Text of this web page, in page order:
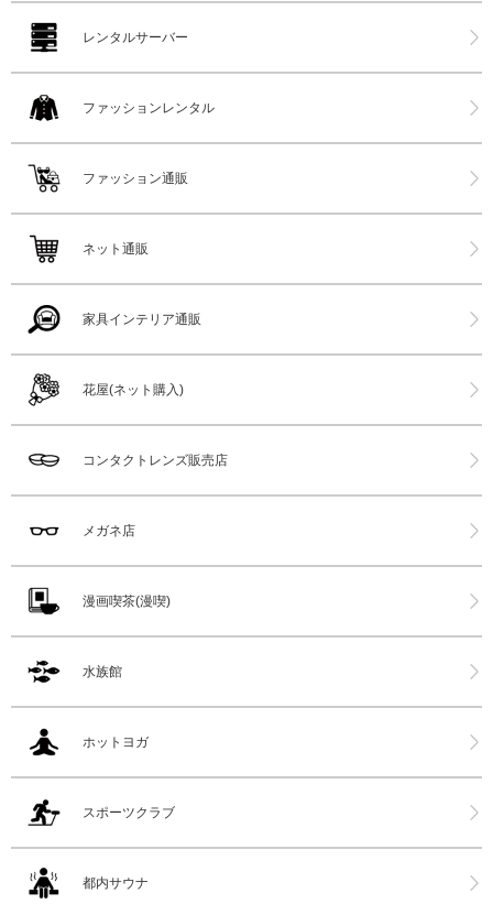
レンタルサーバー
ファッションレンタル
ファッション通販
ネット通販
家具インテリア通販
花屋(ネット購入)
コンタクトレンズ販売店
メガネ店
漫画喫茶(漫喫)
水族館
ホットヨガ
スポーツクラブ
都内サウナ